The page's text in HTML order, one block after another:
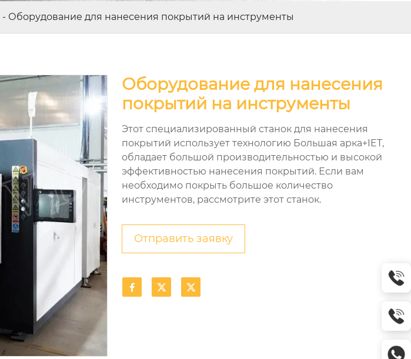
- Оборудование для нанесения покрытий на инструменты
Оборудование для нанесения
покрытий на инструменты
Этот специализированный станок для нанесения
покрытий использует технологию Большая арка+IET,
обладает большой производительностью и высокой
эффективностью нанесения покрытий. Если вам
необходимо покрыть большое количество
инструментов, рассмотрите этот станок.
Отправить заявку
  